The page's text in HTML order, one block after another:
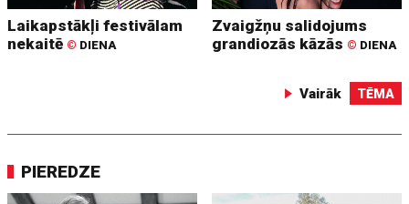
Laikapstākļi festivālam
nekaitē © DIENA
Zvaigžņu salidojums
grandiozās kāzās © DIENA
Vairāk TĒMA
PIEREDZE